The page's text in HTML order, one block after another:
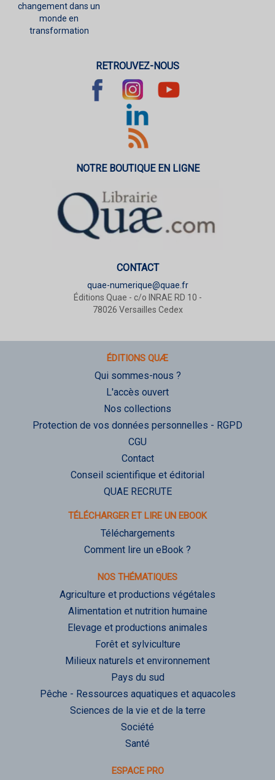
changement dans un
monde en
transformation
RETROUVEZ-NOUS
NOTRE BOUTIQUE EN LIGNE
CONTACT
quae-numerique@quae.fr
Éditions Quae - c/o INRAE RD 10 -
78026 Versailles Cedex
ÉDITIONS QUÆ
Qui sommes-nous ?
L'accès ouvert
Nos collections
Protection de vos données personnelles - RGPD
CGU
Contact
Conseil scientifique et éditorial
QUAE RECRUTE
TÉLÉCHARGER ET LIRE UN EBOOK
Téléchargements
Comment lire un eBook ?
NOS THÉMATIQUES
Agriculture et productions végétales
Alimentation et nutrition humaine
Elevage et productions animales
Forêt et sylviculture
Milieux naturels et environnement
Pays du sud
Pêche - Ressources aquatiques et aquacoles
Sciences de la vie et de la terre
Société
Santé
ESPACE PRO